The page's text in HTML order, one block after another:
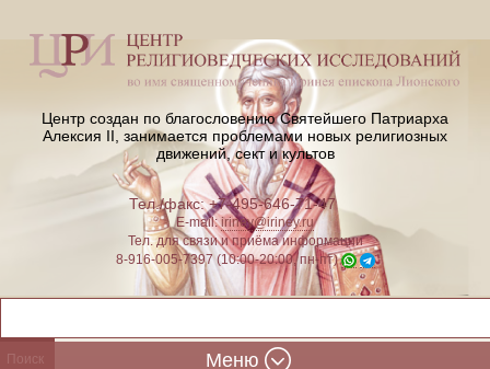
Центр создан по благословению Святейшего Патриарха
Алексия II, занимается проблемами новых религиозных
движений, сект и культов
Тел./факс: +7-495-646-71-47
E-mail:iriney@iriney.ru
Тел. для связи и приёма информации
8-916-005-7397 (10:00-20:00, пн-пт)
Меню